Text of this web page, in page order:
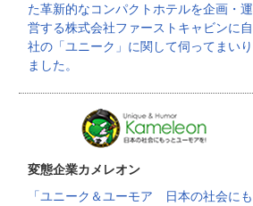
た革新的なコンパクトホテルを企画・運
営する株式会社ファーストキャビンに自
社の「ユニーク」に関して伺ってまいり
ました。
変態企業カメレオン
「ユニーク＆ユーモア 日本の社会にも